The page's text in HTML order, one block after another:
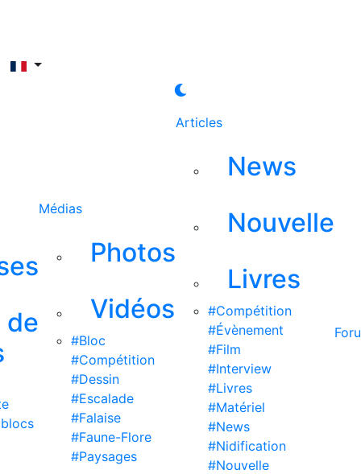
de
Médias
Photos
Vidéos
#Bloc
#Compétition
#Dessin
#Escalade
#Falaise
#Faune-Flore
#Paysages
Articles
News
Nouvelle
Livres
#Compétition
#Évènement
#Film
#Interview
#Livres
#Matériel
#News
#Nidification
#Nouvelle